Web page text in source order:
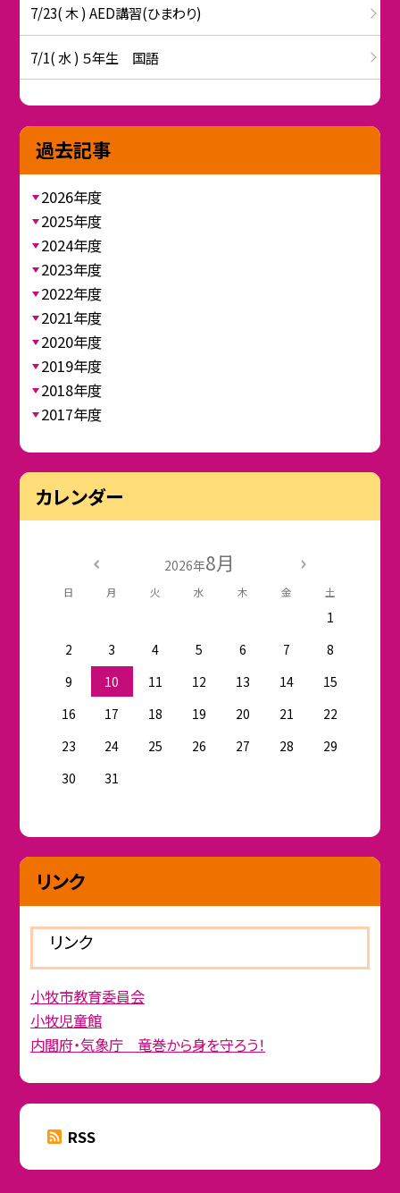
7/23( 木 ) AED講習(ひまわり)
7/1( 水 ) ５年生 国語
過去記事
2026年度
2025年度
2024年度
2023年度
2022年度
2021年度
2020年度
2019年度
2018年度
2017年度
カレンダー
2026年8月
日 月 火 水 木 金 土
1
2
3 4 5 6 7
8
9
10 11 12 13 14
15
16
17 18 19 20 21
22
23
24 25 26 27 28
29
30
31
リンク
リンク
小牧市教育委員会
小牧児童館
内閣府・気象庁 竜巻から身を守ろう！
RSS